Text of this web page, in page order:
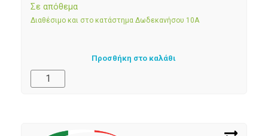
Σε απόθεμα
Διαθέσιμο και στο κατάστημα Δωδεκανήσου 10Α
Προσθήκη στο καλάθι